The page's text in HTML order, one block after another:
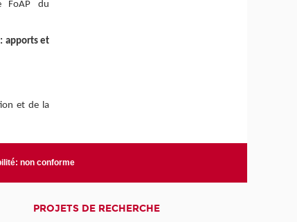
FoAP du
apports et
et de la
non conforme
PROJETS DE RECHERCHE